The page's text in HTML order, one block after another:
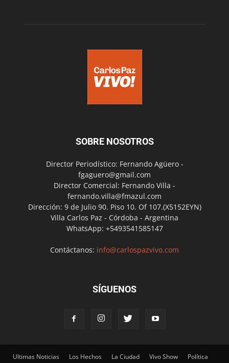
SOBRE NOSOTROS
Director Periodístico: Fernando Agüero -
fgaguero@gmail.com
Director Comercial: Fernando Villa -
fernando.villa@fmazul.com
Dirección: 9 de Julio 90. Piso 10. Of 107.(X5152EYN)
Villa Carlos Paz - Córdoba - Argentina
WhatsApp: +5493541585147
Contáctanos: info@carlospazvivo.com
SÍGUENOS
Ultimas Noticias Los Hechos La Ciudad Vivo Show Política